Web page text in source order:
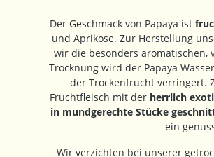
Der Geschmack von Papaya ist
und Aprikose. Zur Herstellung
wir die besonders aromatischen,
Trocknung wird der Papaya
der Trockenfrucht verringert.
Fruchtfleisch mit der herrlich
in mundgerechte Stücke
ein
Wir verzichten bei unserer